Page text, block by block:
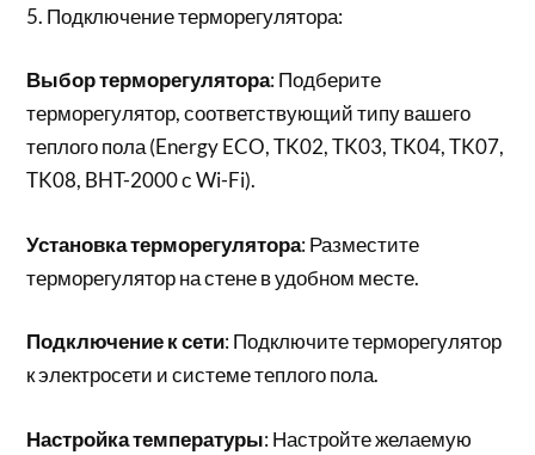
5. Подключение терморегулятора:
Выбор терморегулятора: Подберите
терморегулятор, соответствующий типу вашего
теплого пола (Energy ECO, TK02, TK03, TK04, TK07,
TK08, BHT-2000 с Wi-Fi).
Установка терморегулятора: Разместите
терморегулятор на стене в удобном месте.
Подключение к сети: Подключите терморегулятор
к электросети и системе теплого пола.
Настройка температуры: Настройте желаемую